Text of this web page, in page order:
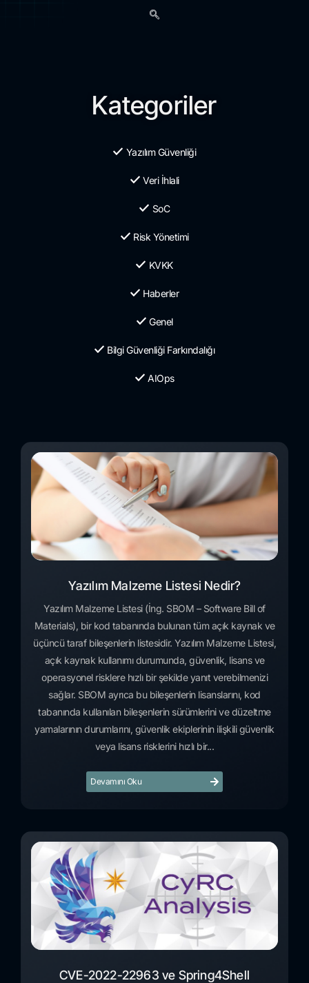
Kategoriler
Yazılım Güvenliği
Veri İhlali
SoC
Risk Yönetimi
KVKK
Haberler
Genel
Bilgi Güvenliği Farkındalığı
AIOps
Yazılım Malzeme Listesi Nedir?
Yazılım Malzeme Listesi (İng. SBOM – Software Bill of
Materials), bir kod tabanında bulunan tüm açık kaynak ve
üçüncü taraf bileşenlerin listesidir. Yazılım Malzeme Listesi,
açık kaynak kullanımı durumunda, güvenlik, lisans ve
operasyonel risklere hızlı bir şekilde yanıt verebilmenizi
sağlar. SBOM ayrıca bu bileşenlerin lisanslarını, kod
tabanında kullanılan bileşenlerin sürümlerini ve düzeltme
yamalarının durumlarını, güvenlik ekiplerinin ilişkili güvenlik
veya lisans risklerini hızlı bir...
Devamını Oku
CVE-2022-22963 ve Spring4Shell